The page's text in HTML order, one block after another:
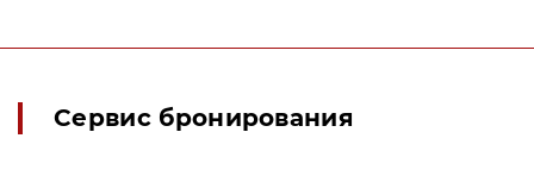
Сервис бронирования